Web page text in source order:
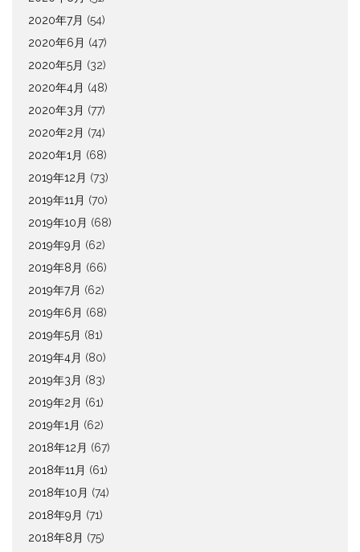
2020年7月 (54)
2020年6月 (47)
2020年5月 (32)
2020年4月 (48)
2020年3月 (77)
2020年2月 (74)
2020年1月 (68)
2019年12月 (73)
2019年11月 (70)
2019年10月 (68)
2019年9月 (62)
2019年8月 (66)
2019年7月 (62)
2019年6月 (68)
2019年5月 (81)
2019年4月 (80)
2019年3月 (83)
2019年2月 (61)
2019年1月 (62)
2018年12月 (67)
2018年11月 (61)
2018年10月 (74)
2018年9月 (71)
2018年8月 (75)